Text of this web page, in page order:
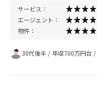
サービス：
エージェント：
物件：
30代後半 / 年収700万円台 /